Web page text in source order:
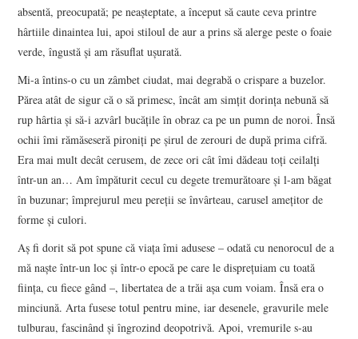
NUMĂRUL 49 /
APRILIE 2018
absentă, preocupată; pe neaşteptate, a început să caute ceva printre
hârtiile dinaintea lui, apoi stiloul de aur a prins să alerge peste o foaie
verde, îngustă şi am răsuflat uşurată.
Mi-a întins-o cu un zâmbet ciudat, mai degrabă o crispare a buzelor.
Părea atât de sigur că o să primesc, încât am simţit dorinţa nebună să
rup hârtia şi să-i azvârl bucăţile în obraz ca pe un pumn de noroi. Însă
ochii îmi rămăseseră pironiţi pe şirul de zerouri de după prima cifră.
Era mai mult decât cerusem, de zece ori cât îmi dădeau toţi ceilalţi
într-un an… Am împăturit cecul cu degete tremurătoare şi l-am băgat
în buzunar; împrejurul meu pereţii se învârteau, carusel ameţitor de
forme şi culori.
Aş fi dorit să pot spune că viaţa îmi adusese – odată cu nenorocul de a
mă naşte într-un loc şi într-o epocă pe care le dispreţuiam cu toată
fiinţa, cu fiece gând –, libertatea de a trăi aşa cum voiam. Însă era o
minciună. Arta fusese totul pentru mine, iar desenele, gravurile mele
tulburau, fascinând şi îngrozind deopotrivă. Apoi, vremurile s-au